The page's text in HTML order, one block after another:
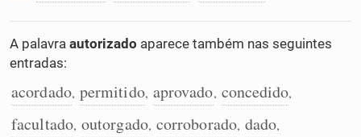
Cata-letras
Caça-palavras
A palavra autorizado aparece também nas seguintes
entradas:
acordado, permitido, aprovado, concedido,
facultado, outorgado, corroborado, dado,